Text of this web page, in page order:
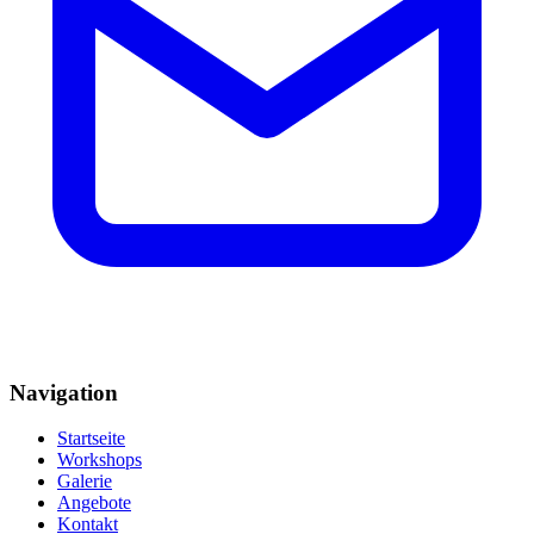
Navigation
Startseite
Workshops
Galerie
Angebote
Kontakt